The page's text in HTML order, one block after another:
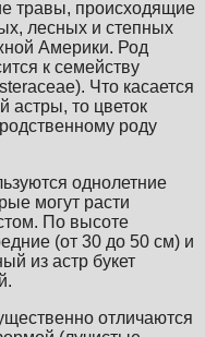
травы, происходящие
лесных и степных
Америки. Род
к семейству
Что касается
астры, то цветок
роду
однолетние
могут расти
По высоте
(от 30 до 50 см) и
из астр букет
отличаются